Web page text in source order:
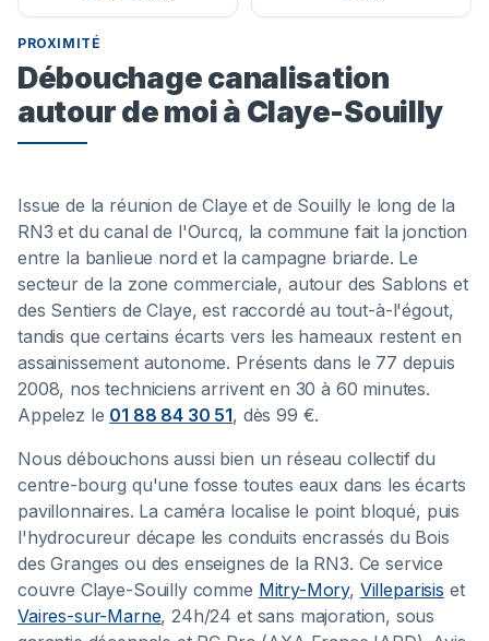
PROXIMITÉ
Débouchage canalisation
autour de moi à Claye-Souilly
Issue de la réunion de Claye et de Souilly le long de la
RN3 et du canal de l'Ourcq, la commune fait la jonction
entre la banlieue nord et la campagne briarde. Le
secteur de la zone commerciale, autour des Sablons et
des Sentiers de Claye, est raccordé au tout-à-l'égout,
tandis que certains écarts vers les hameaux restent en
assainissement autonome. Présents dans le 77 depuis
2008, nos techniciens arrivent en 30 à 60 minutes.
Appelez le 01 88 84 30 51, dès 99 €.
Nous débouchons aussi bien un réseau collectif du
centre-bourg qu'une fosse toutes eaux dans les écarts
pavillonnaires. La caméra localise le point bloqué, puis
l'hydrocureur décape les conduits encrassés du Bois
des Granges ou des enseignes de la RN3. Ce service
couvre Claye-Souilly comme Mitry-Mory, Villeparisis et
Vaires-sur-Marne, 24h/24 et sans majoration, sous